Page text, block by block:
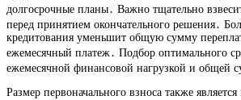
долгосрочные планы․ Важно тщательно
перед принятием окончательного решения․
кредитования уменьшит общую сумму
ежемесячный платеж․ Подбор оптимального
ежемесячной финансовой нагрузкой и общей
Размер первоначального взноса также